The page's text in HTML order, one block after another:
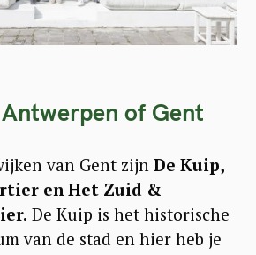
of Gent
van Gent zijn De Kuip,
en Het Zuid &
De Kuip is het historische
van de stad en hier heb je